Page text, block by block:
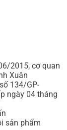
2015, cơ quan
Xuân
134/GP-
ngày 04 tháng
sản phẩm